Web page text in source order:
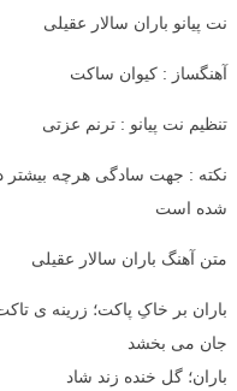
نت پیانو باران سالار عقیلی
آهنگساز : کیوان ساکت
تنظیم نت پیانو : ترنم عزتی
نکته : جهت سادگی هرچه بیشتر
شده است
متن آهنگ باران سالار عقیلی
باران بر خاکِ پاکت؛ زرینه ی
جان می بخشد
باران؛ گل خنده زند شاد